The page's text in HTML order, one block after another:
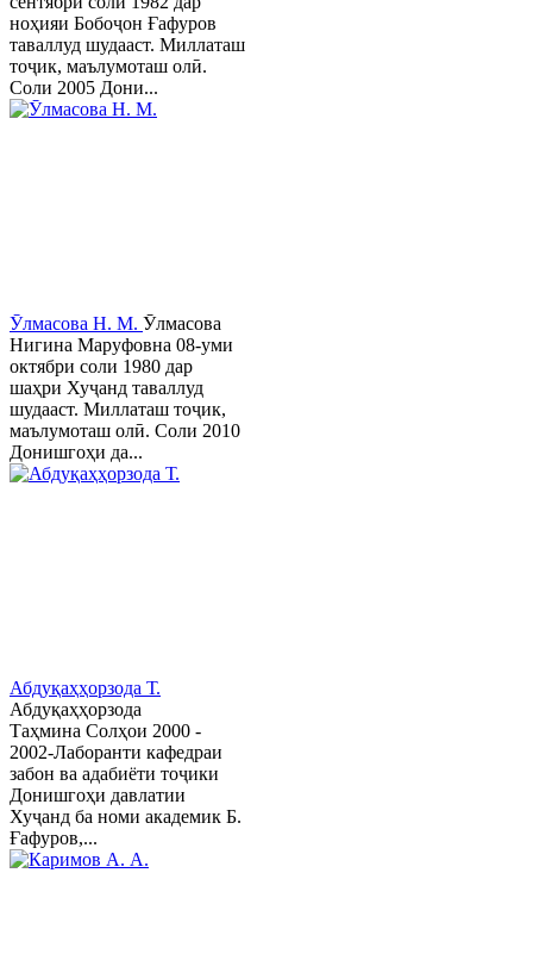
ноҳияи Бобоҷон Ғафуров
таваллуд шудааст. Миллаташ
тоҷик, маълумоташ олӣ.
Соли 2005 Дони...
Ӯлмасова Н. М. Ӯлмасова
Нигина Маруфовна 08-уми
октябри соли 1980 дар
шаҳри Хуҷанд таваллуд
шудааст. Миллаташ тоҷик,
маълумоташ олӣ. Соли 2010
Донишгоҳи да...
Абдуқаҳҳорзода Т.
Абдуқаҳҳорзода
Таҳмина Солҳои 2000 -
2002-Лаборанти кафедраи
забон ва адабиёти тоҷики
Донишгоҳи давлатии
Хуҷанд ба номи академик Б.
Ғафуров,...